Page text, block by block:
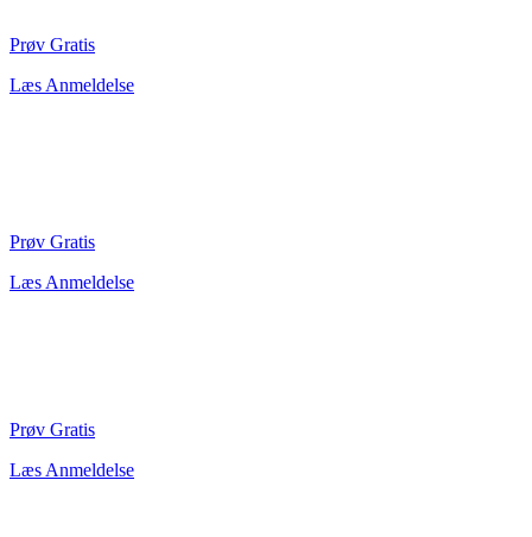
Prøv Gratis
Læs Anmeldelse
Prøv Gratis
Læs Anmeldelse
Prøv Gratis
Læs Anmeldelse